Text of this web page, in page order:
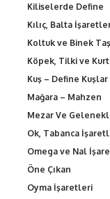
Kiliselerde Define
Kılıç, Balta
Koltuk ve Binek
Köpek, Tilki ve Kurt
Kuş – Define Kuşlar
Mağara – Mahzen
Mezar Ve
Ok, Tabanca
Omega ve Nal
Öne Çıkan
Oyma İşaretleri